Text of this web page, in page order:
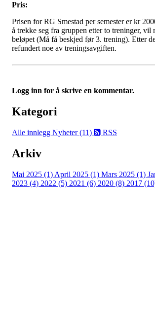
Pris:
Prisen for RG Smestad per semester er kr
å trekke seg fra gruppen etter to treninger, vil
beløpet (Må få beskjed før 3. trening). Etter
refundert noe av treningsavgiften.
Logg inn for å skrive en kommentar.
Kategori
Alle innlegg Nyheter (11) RSS
Arkiv
Mai 2025 (1) April 2025 (1) Mars 2025 (1)
2023 (4) 2022 (5) 2021 (6) 2020 (8) 2017